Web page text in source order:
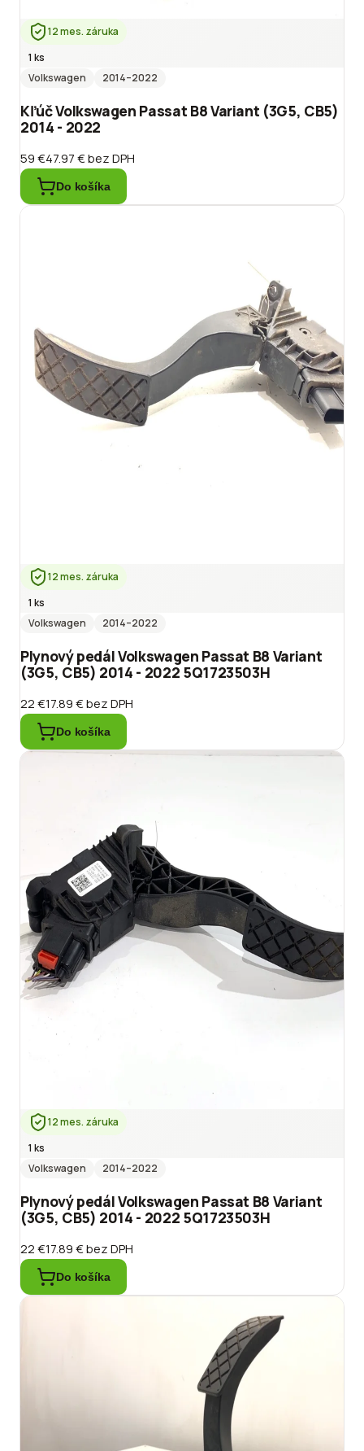
12 mes. záruka
1 ks
Volkswagen
2014–2022
Kľúč Volkswagen Passat B8 Variant (3G5, CB5)
2014 - 2022
59 €47.97 €bez DPH
Do košíka
12 mes. záruka
1 ks
Volkswagen
2014–2022
Plynový pedál Volkswagen Passat B8 Variant
(3G5, CB5) 2014 - 2022 5Q1723503H
22 €17.89 €bez DPH
Do košíka
12 mes. záruka
1 ks
Volkswagen
2014–2022
Plynový pedál Volkswagen Passat B8 Variant
(3G5, CB5) 2014 - 2022 5Q1723503H
22 €17.89 €bez DPH
Do košíka